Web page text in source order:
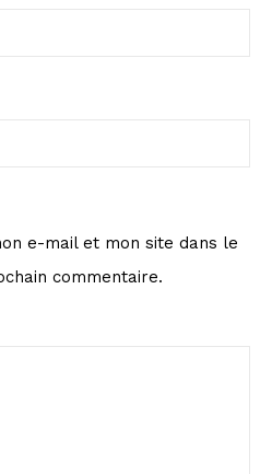
e-mail et mon site dans le
commentaire.